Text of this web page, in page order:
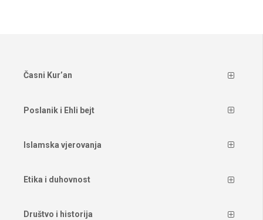
Časni Kur’an
Poslanik i Ehli bejt
Islamska vjerovanja
Etika i duhovnost
Društvo i historija